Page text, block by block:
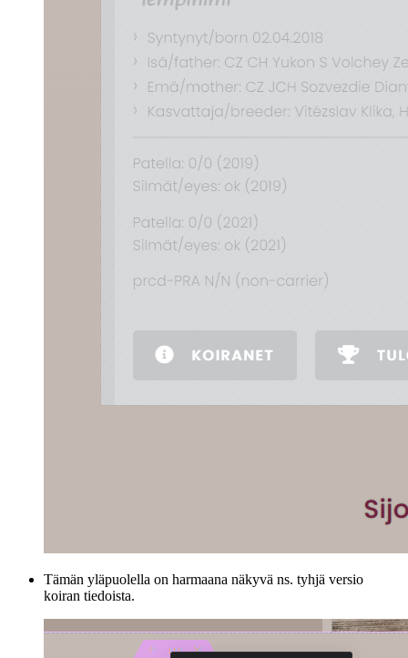
Tämän yläpuolella on harmaana näkyvä ns. tyhjä versio
koiran tiedoista.